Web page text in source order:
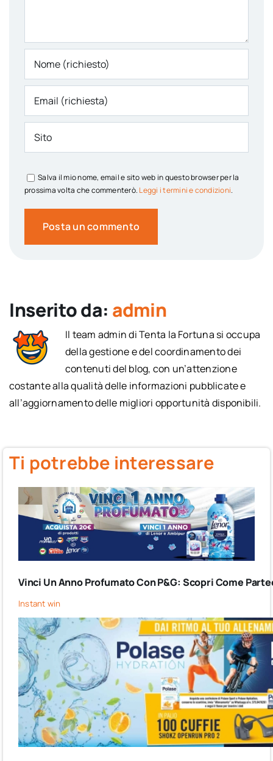
Salva il mio nome, email e sito web in questo browser per la
prossima volta che commenterò. Leggi i termini e condizioni.
Inserito da: admin
Il team admin di Tenta la Fortuna si occupa
della gestione e del coordinamento dei
contenuti del blog, con un’attenzione
costante alla qualità delle informazioni pubblicate e
all’aggiornamento delle migliori opportunità disponibili.
Ti potrebbe interessare
Vinci Un Anno Profumato Con P&G: Scopri Come
Instant win